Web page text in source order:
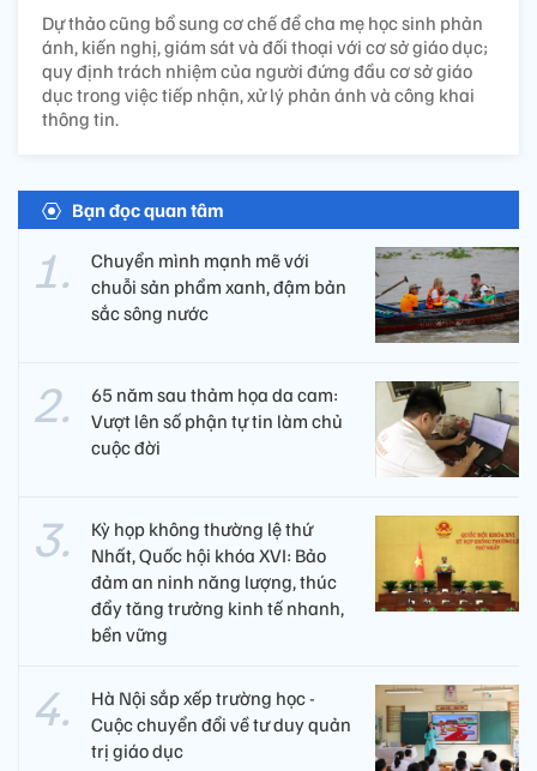
Dự thảo cũng bổ sung cơ chế để cha mẹ học sinh phản
ánh, kiến nghị, giám sát và đối thoại với cơ sở giáo dục;
quy định trách nhiệm của người đứng đầu cơ sở giáo
dục trong việc tiếp nhận, xử lý phản ánh và công khai
thông tin.
Bạn đọc quan tâm
Chuyển mình mạnh mẽ với
chuỗi sản phẩm xanh, đậm bản
sắc sông nước
65 năm sau thảm họa da cam:
Vượt lên số phận tự tin làm chủ
cuộc đời
Kỳ họp không thường lệ thứ
Nhất, Quốc hội khóa XVI: Bảo
đảm an ninh năng lượng, thúc
đẩy tăng trưởng kinh tế nhanh,
bền vững
Hà Nội sắp xếp trường học -
Cuộc chuyển đổi về tư duy quản
trị giáo dục